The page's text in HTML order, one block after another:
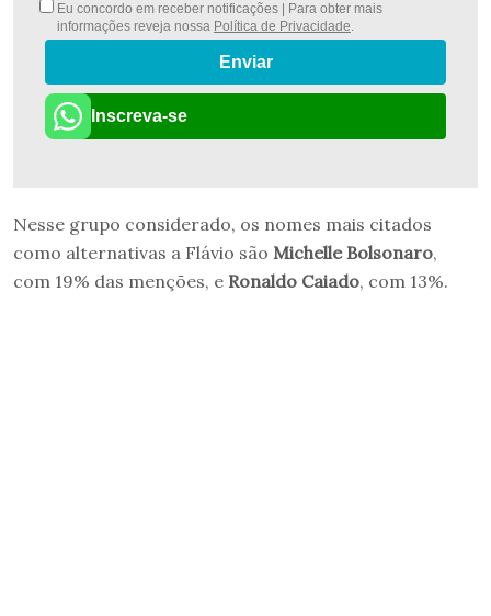
Eu concordo em receber notificações | Para obter mais
informações reveja nossa Política de Privacidade.
Enviar
Inscreva-se
Nesse grupo considerado, os nomes mais citados
como alternativas a Flávio são Michelle Bolsonaro,
com 19% das menções, e Ronaldo Caiado, com 13%.